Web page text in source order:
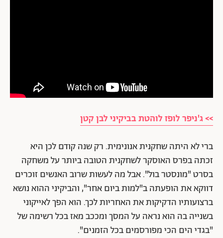
>> ג'ניפר לופז לוהטת בביקיני לבן קטן
ברי לא היתה שחקנית אנונימית. רק שנה קודם לכן היא
זכתה בפרס האוסקר לשחקנית הטובה ביותר על משחקה
בסרט "מונסטר בול". אבל מה לעשות שרוב האנשים זוכרים
דווקא את הופעתה ב"למות ביום אחר", והביקיני ההוא נושא
ברצועותיו הדקיקות את האחריות לכך. הוא הפך לאייקוני
בשנייה בה הוא נראה על המסך ומככב מאז בכל רשימה של
"בגדי הים הכי מפורסמים בכל הזמנים".